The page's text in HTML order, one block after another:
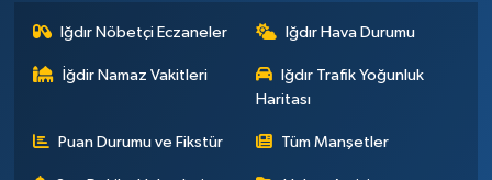
Iğdır Nöbetçi Eczaneler Iğdır Hava Durumu
İğdir Namaz Vakitleri
Iğdır Trafik Yoğunluk
Haritası
Puan Durumu ve Fikstür Tüm Manşetler